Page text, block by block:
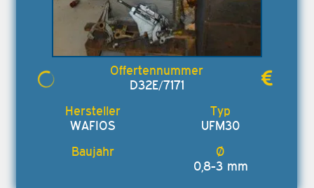
D32E/7171
WAFIOS UFM30
0,8-3 mm